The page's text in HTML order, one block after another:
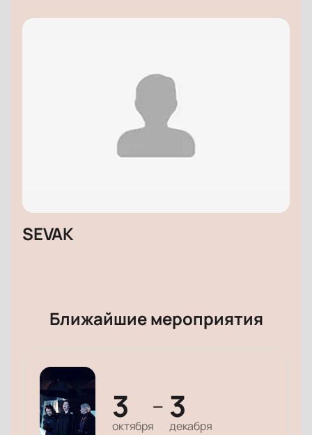
SEVAK
Ближайшие мероприятия
3
октября
— 3
декабря